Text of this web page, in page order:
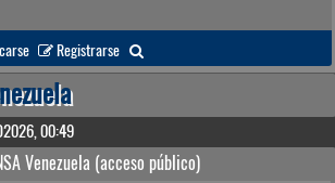
Registrarse
u
a
00:49
Venezuela (acceso público)